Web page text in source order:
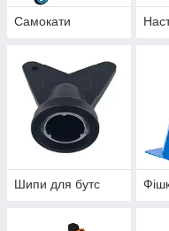
Самокати
Шипи для бутс